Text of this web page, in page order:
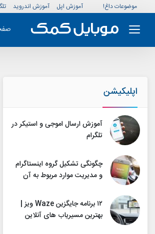
موضوعات داغ! آموزش اپل آموزش اندروید
اپلیکیشن
آموزش ارسال اموجی و استیکر در
تلگرام
چگونگی تشکیل گروه اینستاگرام
و مدیریت موارد مربوط به آن
۱۲ برنامه جایگزین Waze ویز |
بهترین مسیریاب های آنلاین